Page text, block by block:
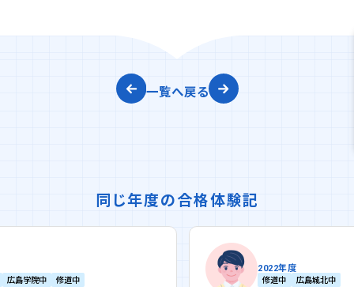
一覧へ戻る
同じ年度の合格体験記
広島城北中